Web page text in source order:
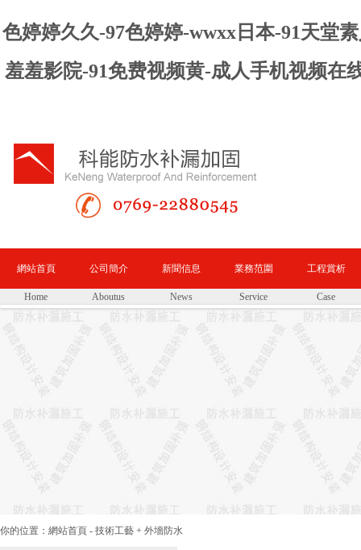
色婷婷久久-97色婷婷-wwxx日本-91天堂
羞羞影院-91免费视频黄-成人手机视频在
網站首頁 公司簡介 新聞信息 業務范圍 工程賞析
Home Aboutus News Service Case
你的位置： 網站首頁 - 技術工藝 + 外墻防水